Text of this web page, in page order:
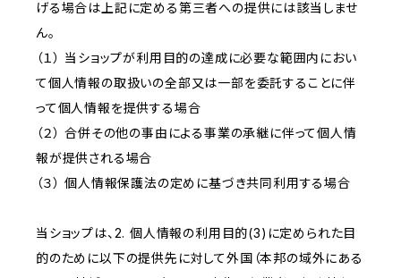
げる場合は上記に定める第三者への提供には該当しませ
ん。
（１） 当ショップが利用目的の達成に必要な範囲内におい
て個人情報の取扱いの全部又は一部を委託することに伴
って個人情報を提供する場合
（２） 合併その他の事由による事業の承継に伴って個人情
報が提供される場合
（３） 個人情報保護法の定めに基づき共同利用する場合
当ショップは、2. 個人情報の利用目的(3)に定められた目
的のために以下の提供先に対して外国（本邦の域外にある